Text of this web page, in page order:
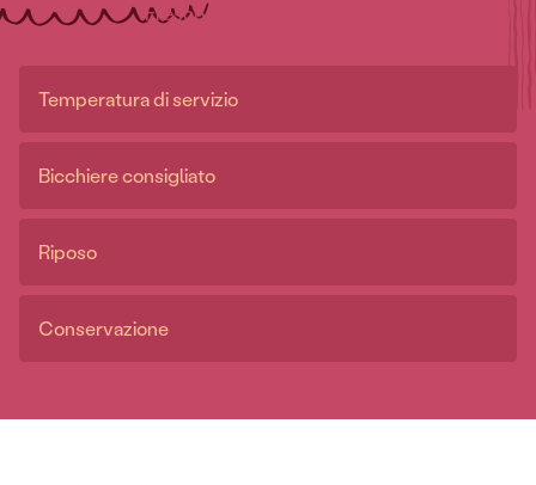
Fresco anche di temperatura
Temperatura di servizio
Bicchiere consigliato
Riposo
Conservazione